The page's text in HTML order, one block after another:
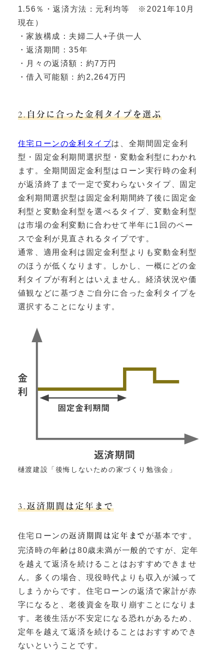
1.56％・返済方法：元利均等 ※2021年10月
現在）
・家族構成：夫婦二人+子供一人
・返済期間：35年
・月々の返済額：約7万円
・借入可能額：約2,264万円
2.自分に合った金利タイプを選ぶ
住宅ローンの金利タイプは、全期間固定金利
型・固定金利期間選択型・変動金利型にわかれ
ます。全期間固定金利型はローン実行時の金利
が返済終了まで一定で変わらないタイプ、固定
金利期間選択型は固定金利期間終了後に固定金
利型と変動金利型を選べるタイプ、変動金利型
は市場の金利変動に合わせて半年に1回のペー
スで金利が見直されるタイプです。
通常、適用金利は固定金利型よりも変動金利型
のほうが低くなります。しかし、一概にどの金
利タイプが有利とはいえません。経済状況や価
値観などに基づきご自分に合った金利タイプを
選択することになります。
樋渡建設「後悔しないための家づくり勉強会」
3.返済期間は定年まで
住宅ローンの返済期間は定年まで が基本です。
完済時の年齢は80歳未満が一般的ですが、定年
を越えて返済を続けることはおすすめできませ
ん。多くの場合、現役時代よりも収入が減って
しまうからです。住宅ローンの返済で家計が赤
字になると、老後資金を取り崩すことになりま
す。老後生活が不安定になる恐れがあるため、
定年を越えて返済を続けることはおすすめでき
ないということです。